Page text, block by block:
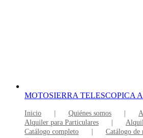
MOTOSIERRA TELESCOPICA
Inicio Quiénes somos
Alquiler para Particulares
Catálogo completo
Catálogo de